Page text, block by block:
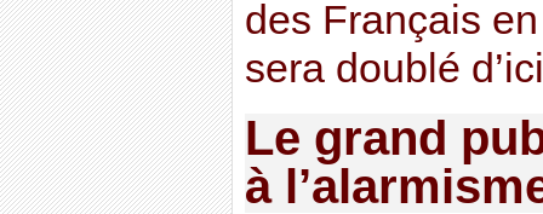
des Français
sera doublé
Le grand
à